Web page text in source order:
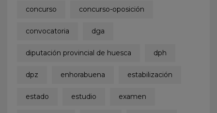
concurso concurso-oposición
convocatoria dga
diputación provincial de huesca dph
dpz enhorabuena estabilización
estado estudio examen